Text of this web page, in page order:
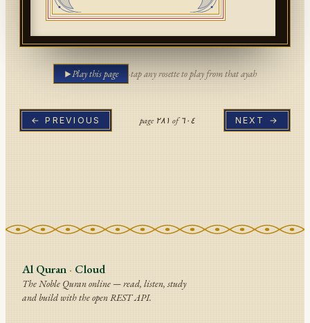
Play this page ·tap any rosette to play from that ayah
← PREVIOUS page ٢٨١ of٦٠٤ NEXT →
Al Quran · Cloud
The Noble Quran online — read, listen, study
and build with the open REST API.